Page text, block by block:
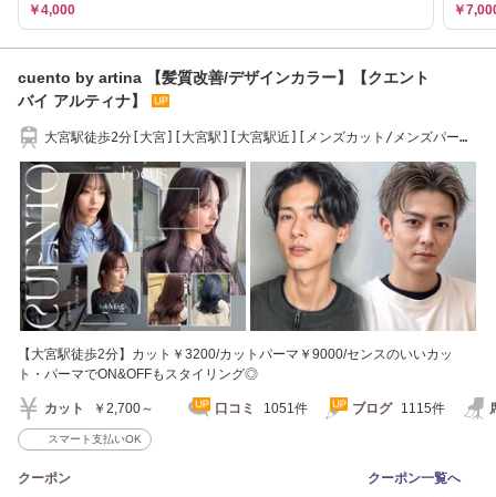
￥4,000 ￥
cuento by artina 【髪質改善/デザインカラー】【クエント
バイ アルティナ】
大宮駅徒歩2分[大宮][大宮駅][大宮駅近][メンズカット/メンズパー
【大宮駅徒歩2分】カット￥3200/カットパーマ￥9000/センスのいいカッ
ト・パーマでON&OFFもスタイリング◎
カット ￥2,700～ 口コミ 1051件 ブログ 1115件
スマート支払いOK
クーポン クーポン一覧へ